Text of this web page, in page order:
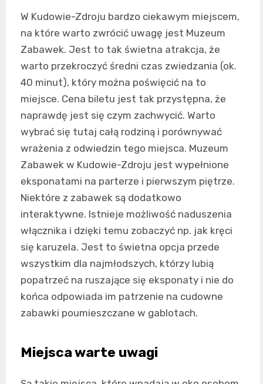
W Kudowie-Zdroju bardzo ciekawym miejscem,
na które warto zwrócić uwagę jest Muzeum
Zabawek. Jest to tak świetna atrakcja, że
warto przekroczyć średni czas zwiedzania (ok.
40 minut), który można poświęcić na to
miejsce. Cena biletu jest tak przystępna, że
naprawdę jest się czym zachwycić. Warto
wybrać się tutaj całą rodziną i porównywać
wrażenia z odwiedzin tego miejsca. Muzeum
Zabawek w Kudowie-Zdroju jest wypełnione
eksponatami na parterze i pierwszym piętrze.
Niektóre z zabawek są dodatkowo
interaktywne. Istnieje możliwość naduszenia
włącznika i dzięki temu zobaczyć np. jak kręci
się karuzela. Jest to świetna opcja przede
wszystkim dla najmłodszych, którzy lubią
popatrzeć na ruszające się eksponaty i nie do
końca odpowiada im patrzenie na cudowne
zabawki poumieszczane w gablotach.
Miejsca warte uwagi